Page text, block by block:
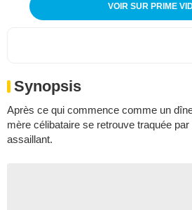
VOIR SUR PRIME
Synopsis
Après ce qui commence comme un
mère célibataire se retrouve traquée
assaillant.